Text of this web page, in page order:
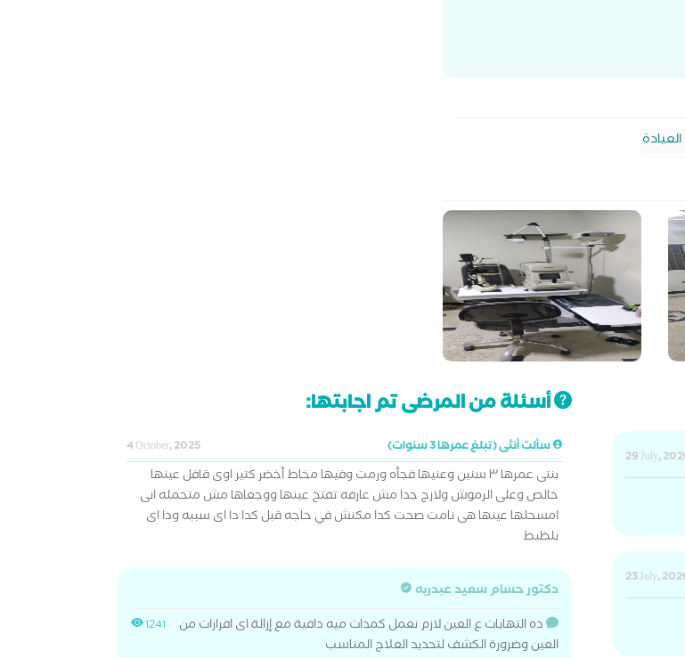
29 July,
23 July,
أسئلة من المرضى تم اجابتها:
سألت أنثى (تبلغ عمرها 3 سنوات) 4 October, 2025
بنتى عمرها ٣ سنين وعنيها فجأه ورمت وفيها مخاط أخضر كتير اوى قافل عينها
خالص وعلى الرموش ولازج جدا مش عارفه تفتح عينها ووجعاها مش متحمله انى
امسحلها عينها هى نامت صحت كدا مكنش في حاجه قبل كدا دا اى سببه ودا اى
بلظبط
دكتور حسام سعيد عبدربه
1241
ده التهابات ع العين لازم نعمل كمدات ميه دافية مع إزالة اى افرازات من
العين وضرورة الكشف لتحديد العلاج المناسب